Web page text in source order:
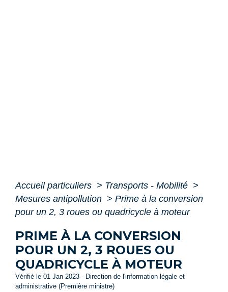
Accueil particuliers > Transports - Mobilité >
Mesures antipollution > Prime à la conversion
pour un 2, 3 roues ou quadricycle à moteur
PRIME À LA CONVERSION
POUR UN 2, 3 ROUES OU
QUADRICYCLE À MOTEUR
Vérifié le 01 Jan 2023 - Direction de l'information légale et
administrative (Première ministre)